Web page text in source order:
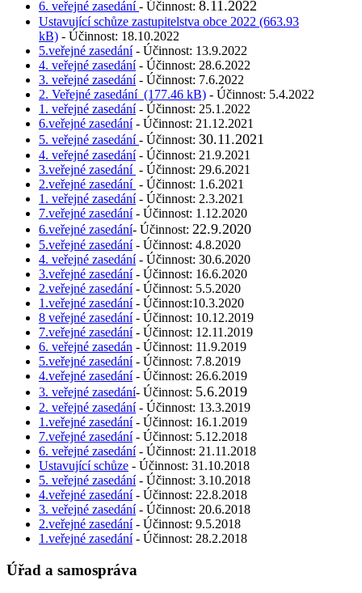
6. veřejné zasedání- Účinnost: 8.11.2022
Ustavující schůze zastupitelstva obce 2022 (663.93
kB) - Účinnost: 18.10.2022
5.veřejné zasedání- Účinnost: 13.9.2022
4. veřejné zasedání- Účinnost: 28.6.2022
3. veřejné zasedání- Účinnost: 7.6.2022
2. Veřejné zasedání (177.46 kB) - Účinnost: 5.4.2022
1. veřejné zasedání- Účinnost: 25.1.2022
6.veřejné zasedání- Účinnost: 21.12.2021
5. veřejné zasedání- Účinnost: 30.11.2021
4. veřejné zasedání- Účinnost: 21.9.2021
3.veřejné zasedání - Účinnost: 29.6.2021
2.veřejné zasedání - Účinnost: 1.6.2021
1. veřejné zasedání- Účinnost: 2.3.2021
7.veřejné zasedání- Účinnost: 1.12.2020
6.veřejné zasedání- Účinnost: 22.9.2020
5.veřejné zasedání- Účinnost: 4.8.2020
4. veřejné zasedání- Účinnost: 30.6.2020
3.veřejné zasedání- Účinnost: 16.6.2020
2.veřejné zasedání- Účinnost: 5.5.2020
1.veřejné zasedání- Účinnost:10.3.2020
8 veřejné zasedání- Účinnost: 10.12.2019
7.veřejné zasedání- Účinnost: 12.11.2019
6. veřejné zasedán - Účinnost: 11.9.2019
5.veřejné zasedání- Účinnost: 7.8.2019
4.veřejné zasedání- Účinnost: 26.6.2019
3. veřejné zasedání- Účinnost: 5.6.2019
2. veřejné zasedání- Účinnost: 13.3.2019
1.veřejné zasedání- Účinnost: 16.1.2019
7.veřejné zasedání- Účinnost: 5.12.2018
6. veřejné zasedání- Účinnost: 21.11.2018
Ustavující schůze - Účinnost: 31.10.2018
5. veřejné zasedání- Účinnost: 3.10.2018
4.veřejné zasedání- Účinnost: 22.8.2018
3. veřejné zasedání- Účinnost: 20.6.2018
2.veřejné zasedání- Účinnost: 9.5.2018
1.veřejné zasedání- Účinnost: 28.2.2018
Úřad a samospráva